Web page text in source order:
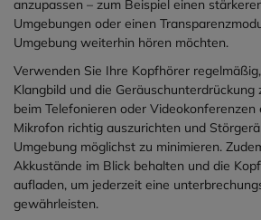
Ionen-
(90
anzupassen – zum Beispiel einen
Umgebungen oder einen
Umgebung weiterhin hören möchten.
Verwenden Sie Ihre Kopfhörer
Klangbild und die Geräuschunterdrückung
beim Telefonieren oder Videokonferenzen
Mikrofon richtig auszurichten und
Umgebung möglichst zu minimieren.
Akkustände im Blick behalten und die
aufladen, um jederzeit eine
gewährleisten.